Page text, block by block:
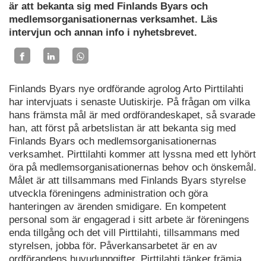
är att bekanta sig med Finlands Byars och
medlemsorganisationernas verksamhet. Läs
intervjun och annan info i nyhetsbrevet.
Finlands Byars nye ordförande agrolog Arto Pirttilahti
har intervjuats i senaste Uutiskirje. På frågan om vilka
hans främsta mål är med ordförandeskapet, så svarade
han, att först på arbetslistan är att bekanta sig med
Finlands Byars och medlemsorganisationernas
verksamhet. Pirttilahti kommer att lyssna med ett lyhört
öra på medlemsorganisationernas behov och önskemål.
Målet är att tillsammans med Finlands Byars styrelse
utveckla föreningens administration och göra
hanteringen av ärenden smidigare. En kompetent
personal som är engagerad i sitt arbete är föreningens
enda tillgång och det vill Pirttilahti, tillsammans med
styrelsen, jobba för. Påverkansarbetet är en av